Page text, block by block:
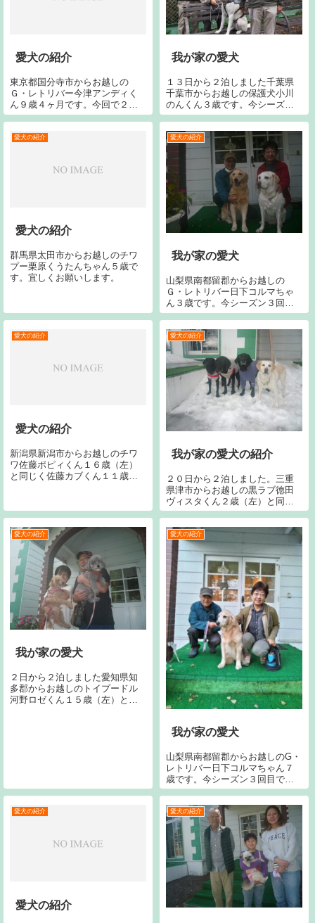
愛犬の紹介
東京都国分寺市からお越しの
Ｇ・レトリバー今津アンディく
ん９歳４ヶ月です。今回で２２
回目です。宜しくお願いしま
我が家の愛犬
１３日から２泊しました千葉県
千葉市からお越しの保護犬小川
のんくん３歳です。今シーズン
２回目です。今回で１４回目で
愛犬の紹介
愛犬の紹介
群馬県太田市からお越しのチワ
プー栗原くうたんちゃん５歳で
す。宜しくお願いします。
愛犬の紹介
我が家の愛犬
山梨県南都留郡からお越しの
Ｇ・レトリバー日下コルマちゃ
ん３歳です。今シーズン３回目
です。今回で１１回目です。宜
ジャンヌです。
愛犬の紹介
愛犬の紹介
新潟県新潟市からお越しのチワ
ワ佐藤ポピィくん１６歳（左）
と同じく佐藤カブくん１１歳
ブはラナンです。
愛犬の紹介
我が家の愛犬の紹介
２０日から２泊しました。三重
県津市からお越しの黒ラブ徳田
ヴィスタくん２歳（左）と同じ
く徳田モモちゃん１５歳（中）
今回で５６回目です。宜しくお
願いします。２０日から２泊し
ました。千葉県市原市からお越
しの黒ラブ今井ニ...
愛犬の紹介
我が家の愛犬
２日から２泊しました愛知県知
多郡からお越しのトイプードル
河野ロゼくん１５歳（左）と同
愛犬の紹介
我が家の愛犬
山梨県南都留郡からお越しのG・
レトリバー日下コルマちゃん７
歳です。今シーズン３回目で
す。今回で２７回目です。宜し
愛犬の紹介
愛犬の紹介
愛犬の紹介